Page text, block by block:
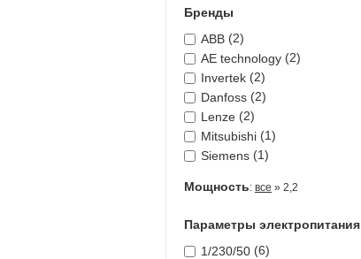
Бренды
ABB (2)
AE technology (2)
Invertek (2)
Danfoss (2)
Lenze (2)
Mitsubishi (1)
Siemens (1)
Мощность: все » 2,2
Параметры электропитания
1/230/50 (6)